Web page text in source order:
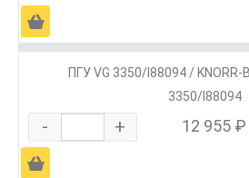
Ä
ПГУ VG 3350/I88094 / KNORR-
3350/I88094
- + 12 955 ₽
Ä